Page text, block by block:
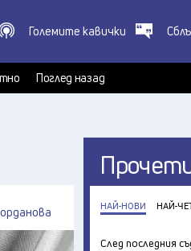
X
Големите кавички
Поглед назад
НАЙ-НОВИ НАЙ-
След последния